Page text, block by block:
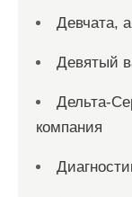
Девчата,
Девятый
Дельта-
компания